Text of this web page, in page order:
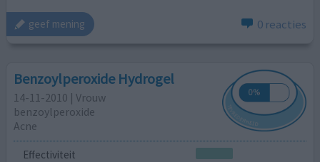
geef mening 0 reacties
Benzoylperoxide Hydrogel
14-11-2010 | Vrouw
benzoylperoxide
Acne
Effectiviteit